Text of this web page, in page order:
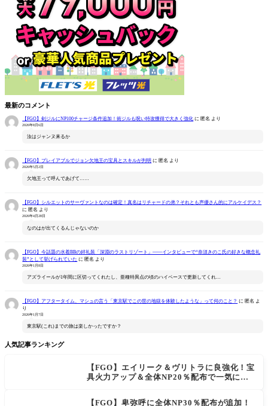
最新のコメント
【FGO】剣ジルにNP100チャージ条件追加！術ジルも呪い特攻獲得で大きく強化 に 匿名 より
2026年8月6日
汝はジャンヌ来るか
【FGO】プレイアブルでジョン欠地王の宝具とスキルが判明 に 匿名 より
2026年5月2日
欠地王って呼んであげて……
【FGO】シルエットのサーヴァントなのは確定！真名はリチャードの弟？それとも声優さん的にアルケイデス？
に 匿名 より
2026年4月28日
なのはが出てくるんじゃないのか
【FGO】今話題の水着BBの絆礼装「深淵のラストリゾート」――インタビューで“奈須きのこ氏の好きな概念礼
装”として挙げられていた に 匿名 より
2026年1月8日
アズライールが1年間に区切ってくれたし、亜種特異点の頃のハイペースで更新してくれ…
【FGO】アフタータイム、マシュの言う「東京駅でこの世の地獄を体験したような」って何のこと？ に 匿名 よ
り
2026年1月7日
東京駅(これ)までの旅は楽しかったですか？
人気記事ランキング
【FGO】エイリーク＆ヴリトラに良強化！宝
具火力アップ＆全体NP20％配布で一気に使
【FGO】卑弥呼に全体NP30％配布が追加！